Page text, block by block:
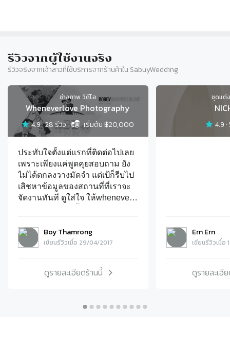
รีวิวจากผู้ใช้งานจริง
รีวิวจริงจากเจ้าสาวที่ใช้บริการจากร้านค้าใน SabuyWedding
Slide 1 of 10
ช่างภาพ วิดีโอ
Wheneverlove Photography
4.9·28รีวิว เริ่มต้น ฿20,000
ประทับใจตั้งแต่แรกที่ติดต่อไปเลย
เพราะเพียงแค่พูดคุยสอบถาม ยัง
ไม่ได้ตกลงวางมัดจำ แต่เป้ก็รีบไป
เสิชหาข้อมูลของสถานที่ที่เราจะ
จัดงานทันที ดูใส่ใจ ให้whenever
เลยขอจองคิววันแต่งเพิ่มเลยให้มา
แคนดิทเสริม เพราะรู้สึกว่าวางใจ
ก็ไม่ผิดหวังจริงๆ ใครชอบแนว
ธรรมชาติ ไม่แต่งสีจัด ดูสบายตา
คือคนแรกที่มาถึงเสมอ มาไวเว่อ
Boy Thamrong
เขียนรีวิวเมื่อ 29/04/2017
ดูรายละเอียดร้านนี้
ชุดแต่
4.9 ·
Ern Ern
เขียนรีวิวเมื่อ
ดูรายละเอี